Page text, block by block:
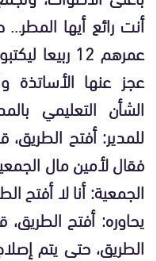
أنت رائع أيها
عمرهم 12
عجز عنها الأساتذة
الشأن التعليمي
للمدير: أفتح الطريق،
فقال لأمين مال
الجمعية: أنا لا أفتح
يحاوره: أفتح
الطريق، حتى يتم